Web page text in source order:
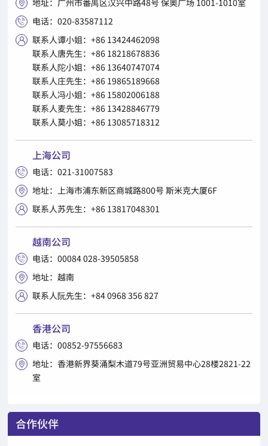

 电话：020-83587112

联系人谭小姐：+86 13424462098
联系人唐先生：+86 18218678836
联系人陀小姐：+86 13640747074
联系人庄先生：+86 19865189668
联系人冯小姐：+86 15802006188
联系人麦先生：+86 13428846779
联系人莫小姐：+86 13085718312
上海公司
 电话：021-31007583
 地址：上海市浦东新区商城路800号 斯米克大厦6F
 联系人苏先生：+86 13817048301
越南公司
 电话：00084 028-39505858
 地址：越南
 联系人阮先生：+84 0968 356 827
香港公司
 电话：00852-97556683

地址：香港新界葵涌梨木道79号亚洲贸易中心28楼2821-22
室
合作伙伴